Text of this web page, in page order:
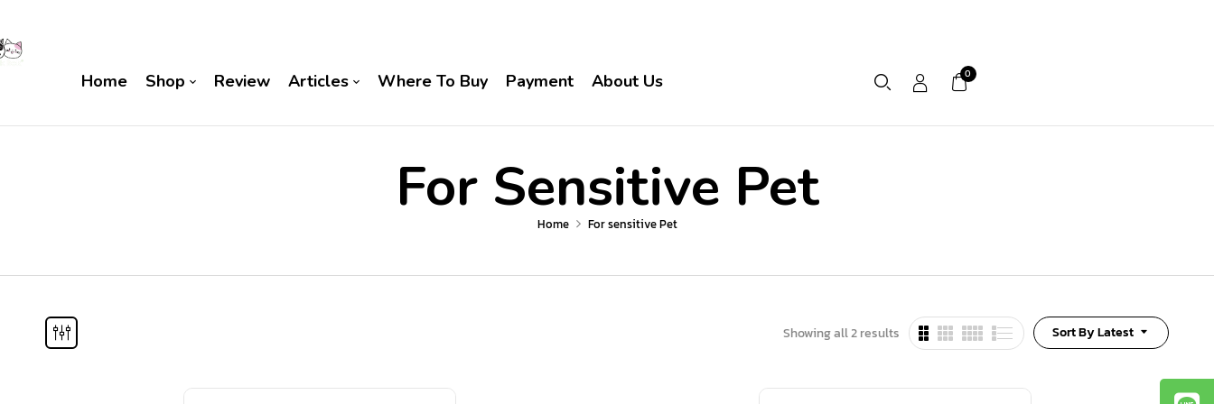
Home Shop Review Articles Where To Buy Payment About Us 0
For Sensitive Pet
Home For sensitive Pet
Sort By Latest
Showing all 2 results